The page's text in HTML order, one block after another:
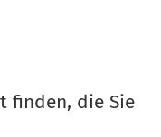
finden, die Sie